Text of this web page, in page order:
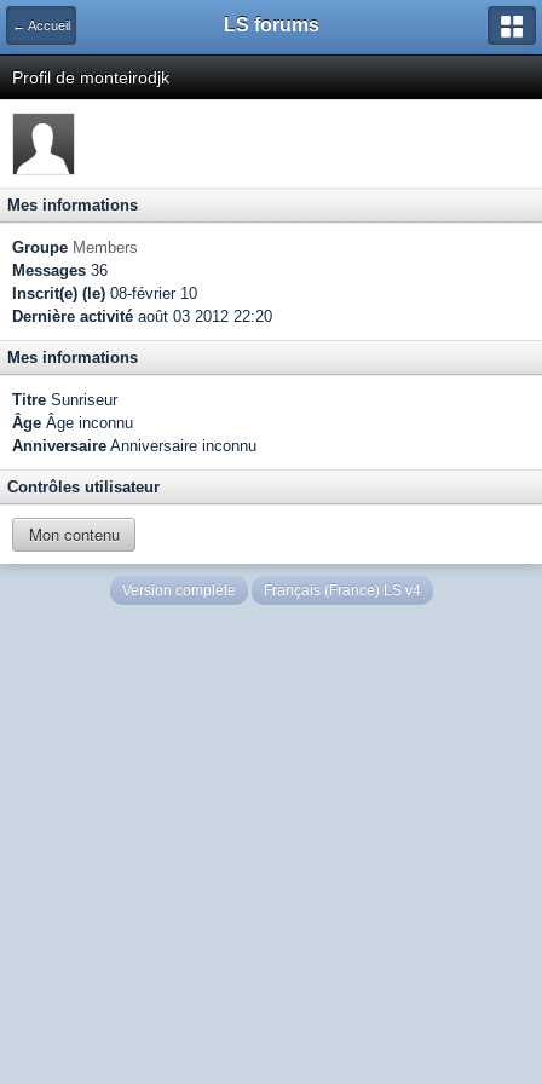
← Accueil LS forums
Profil de monteirodjk
Mes informations
Groupe Members
Messages 36
Inscrit(e) (le) 08-février 10
Dernière activité août 03 2012 22:20
Mes informations
Titre Sunriseur
Âge Âge inconnu
Anniversaire Anniversaire inconnu
Contrôles utilisateur
Mon contenu
Version complète Français (France) LS v4